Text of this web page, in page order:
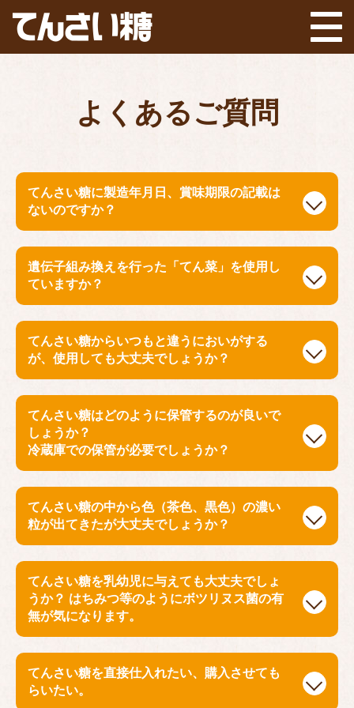
よくあるご質問
てんさい糖に製造年月日、賞味期限の記載は
ないのですか？
遺伝子組み換えを行った「てん菜」を使用し
ていますか？
てんさい糖からいつもと違うにおいがする
が、使用しても大丈夫でしょうか？
てんさい糖はどのように保管するのが良いで
しょうか？
冷蔵庫での保管が必要でしょうか？
てんさい糖の中から色（茶色、黒色）の濃い
粒が出てきたが大丈夫でしょうか？
てんさい糖を乳幼児に与えても大丈夫でしょ
うか？ はちみつ等のようにボツリヌス菌の有
無が気になります。
てんさい糖を直接仕入れたい、購入させても
らいたい。